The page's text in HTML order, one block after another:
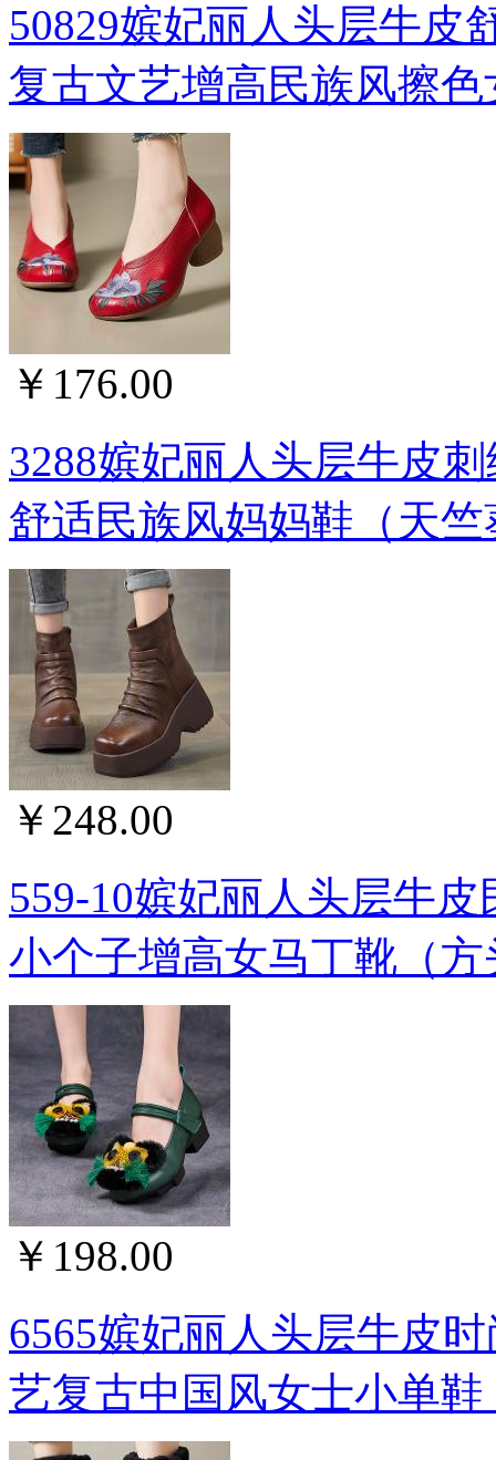
50829嫔妃丽人头层牛皮
复古文艺增高民族风擦
￥176.00
3288嫔妃丽人头层牛皮
舒适民族风妈妈鞋（天
￥248.00
559-10嫔妃丽人头层牛
小个子增高女马丁靴（
￥198.00
6565嫔妃丽人头层牛皮
艺复古中国风女士小单